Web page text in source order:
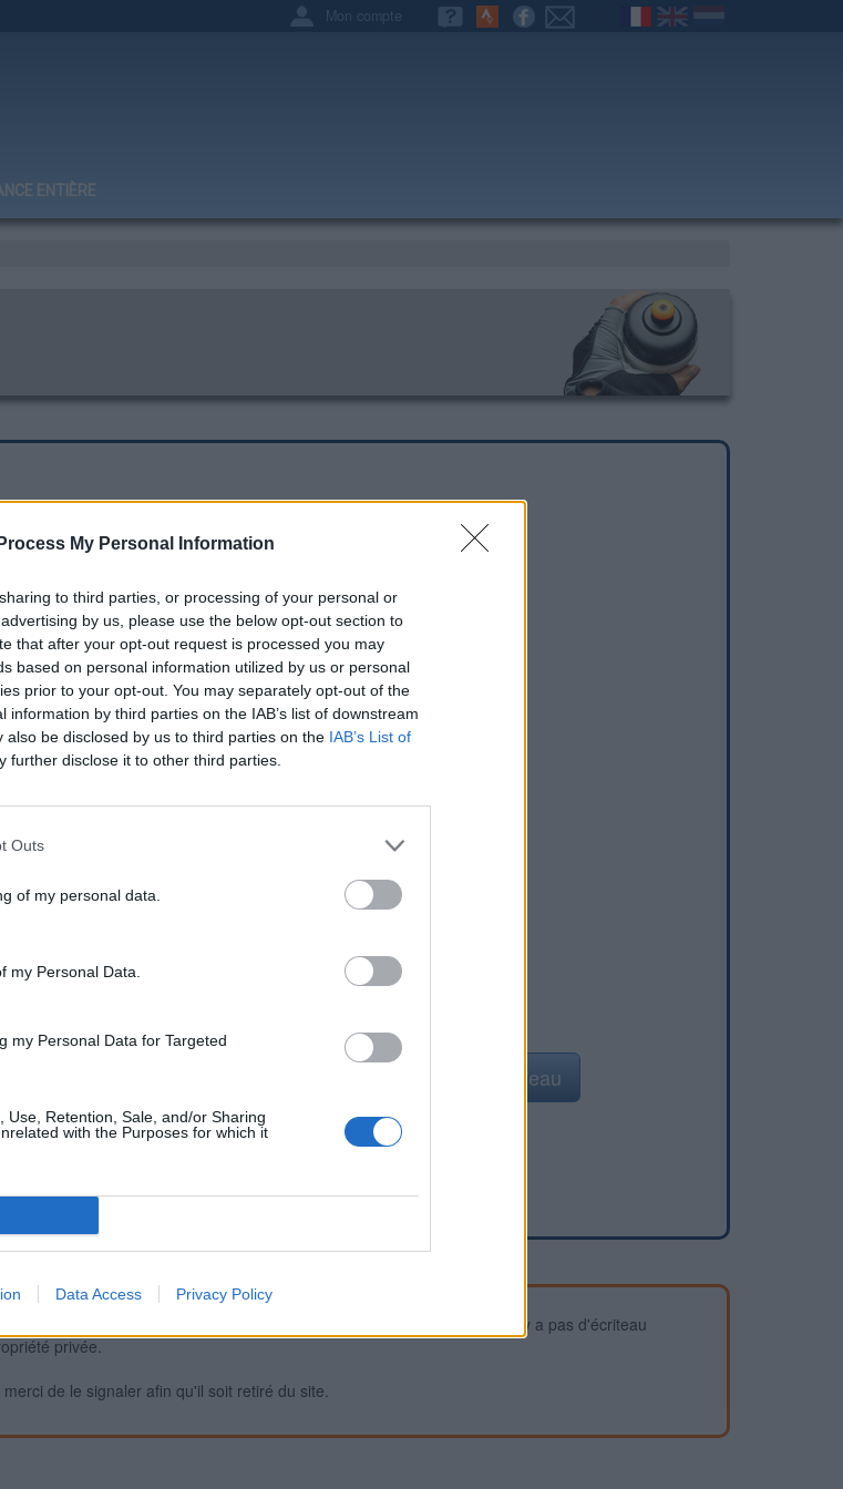
My Personal Information
to third parties, or processing of your personal or
by us, please use the below opt-out section to
that after your opt-out request is processed you may
based on personal information utilized by us or personal
prior to your opt-out. You may separately opt-out of the
by third parties on the IAB’s list of downstream
be disclosed by us to third parties on the IAB’s List of
further disclose it to other third parties.
Outs
of my personal data.
my Personal Data.
my Personal Data for Targeted
Use, Retention, Sale, and/or Sharing
with the Purposes for which it
Data Access Privacy Policy
Mon compte
ENTIÈRE
Afficher la carte
Ajouter un point d'eau
garantie. Avant d'utiliser un point d'eau, vous devez vous assurer qu'il n'y a pas d'écriteau
privée.
de le signaler afin qu'il soit retiré du site.